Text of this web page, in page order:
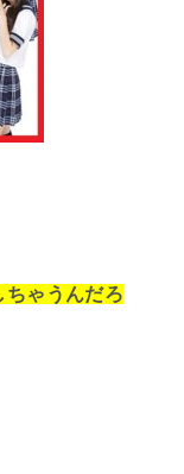
ちゃうんだろ